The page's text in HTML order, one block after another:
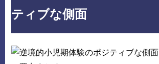
ティブな側面